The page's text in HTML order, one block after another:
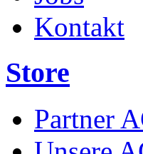
Kontakt
Store
Partner